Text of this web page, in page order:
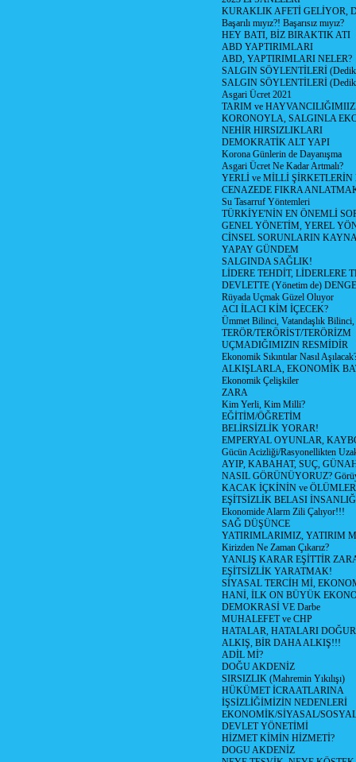
KURAKLIK AFETİ GELİYOR,
Başarılı mıyız?! Başarısız mıyız?
HEY BATI, BİZ BIRAKTIK ATI
ABD YAPTIRIMLARI
ABD, YAPTIRIMLARI NELER?
SALGIN SÖYLENTİLERİ
SALGIN SÖYLENTİLERİ
Asgari Ücret 2021
TARIM ve
KORONOYLA, SALGINLA
NEHİR HIRSIZLIKLARI
DEMOKRATİK ALT YAPI
Korona Günlerin de Dayanışma
Asgari Ücret Ne Kadar Artmalı?
YERLİ ve MİLLİ
CENAZEDE FIKRA
Su Tasarruf Yöntemleri
TÜRKİYE'NİN EN ÖNEMLİ
GENEL YÖNETİM, YEREL
CİNSEL SORUNLARIN
YAPAY GÜNDEM
SALGINDA SAĞLIK!
LİDERE TEHDİT, LİDERLERE
DEVLETTE (Yönetim de)
Rüyada Uçmak Güzel Oluyor
ACI İLACI KİM İÇECEK?
Ümmet Bilinci, Vatandaşlık
TERÖR/TERÖRİST/TERÖRİZM
UÇMADIĞIMIZIN RESMİDİR
Ekonomik Sıkıntılar Nasıl
ALKIŞLARLA, EKONOMİK
Ekonomik Çelişkiler
ZARA
Kim Yerli, Kim Milli?
EĞİTİM/ÖĞRETİM
BELİRSİZLİK YORAR!
EMPERYAL OYUNLAR,
Gücün Acizliği/Rasyonellikten
AYIP, KABAHAT, SUÇ,
NASIL GÖRÜNÜYORUZ?
KACAK İÇKİNİN ve
EŞİTSİZLİK BELASI
Ekonomide Alarm Zili Çalıyor!!!
SAĞ DÜŞÜNCE
YATIRIMLARIMIZ, YATIRIM
Kirizden Ne Zaman Çıkarız?
YANLIŞ KARAR EŞİTTİR
EŞİTSİZLİK YARATMAK!
SİYASAL TERCİH Mİ,
HANİ, İLK ON BÜYÜK
DEMOKRASİ VE Darbe
MUHALEFET ve CHP
HATALAR, HATALARI
ALKIŞ, BİR DAHA ALKIŞ!!!
ADİL Mİ?
DOĞU AKDENİZ
SIRSIZLIK (Mahremin Yıkılışı)
HÜKÜMET İCRAATLARINA
İŞSİZLİĞİMİZİN NEDENLERİ
EKONOMİK/SİYASAL/
DEVLET YÖNETİMİ
HİZMET KİMİN HİZMETİ?
DOGU AKDENİZ